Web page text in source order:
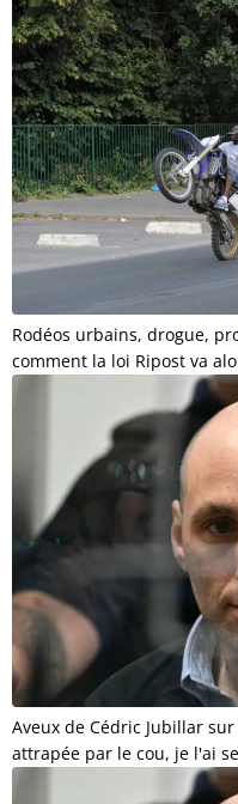
Rodéos urbains, drogue,
comment la loi Ripost va
Aveux de Cédric Jubillar
attrapée par le cou, je l'ai